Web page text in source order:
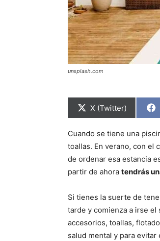
unsplash.com
C
p
a
r
t
i
e
X (Twitter)
Cuando se tiene una
toallas. En verano, con el
de ordenar esa estancia
partir de ahora tendrás
Si tienes la suerte de
tarde y comienza a irse
accesorios, toallas,
salud mental y para